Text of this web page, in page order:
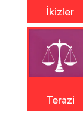
İkizler
Terazi